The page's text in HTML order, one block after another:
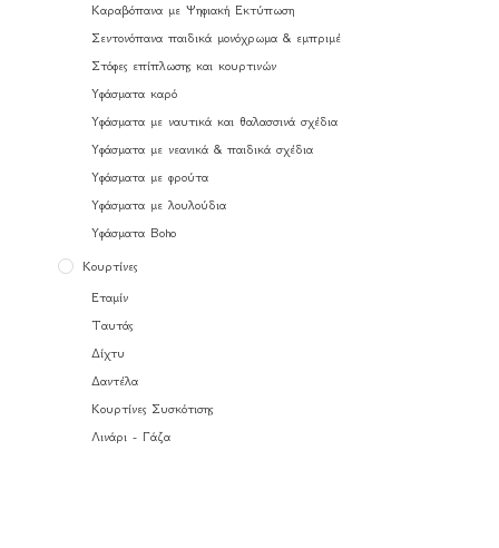
Καραβόπανα με Ψηφιακή Εκτύπωση
Σεντονόπανα παιδικά μονόχρωμα & εμπριμέ
Στόφες επίπλωσης και κουρτινών
Υφάσματα καρό
Υφάσματα με ναυτικά και θαλασσινά σχέδια
Υφάσματα με νεανικά & παιδικά σχέδια
Υφάσματα με φρούτα
Υφάσματα με λουλούδια
Υφάσματα Boho
Κουρτίνες
Εταμίν
Ταυτάς
Δίχτυ
Δαντέλα
Κουρτίνες Συσκότισης
Λινάρι - Γάζα